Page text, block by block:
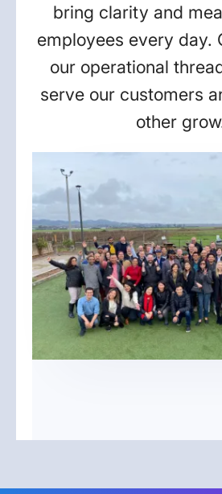
bring clarity and
employees every day.
our operational
serve our customers
other